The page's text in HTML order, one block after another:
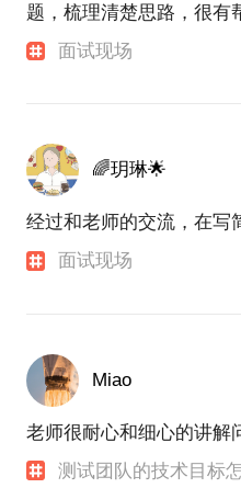
题，梳理清楚思路，很有
面试现场
🌈玥琳🌟
经过和老师的交流，在写
面试现场
Miao
老师很耐心和细心的讲解
测试团队的技术目标